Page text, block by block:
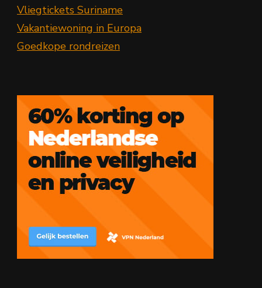
Vliegtickets Suriname
Vakantiewoning in Europa
Goedkope rondreizen